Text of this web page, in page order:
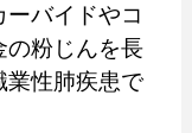
バイドやコ
の粉じんを長
業性肺疾患で